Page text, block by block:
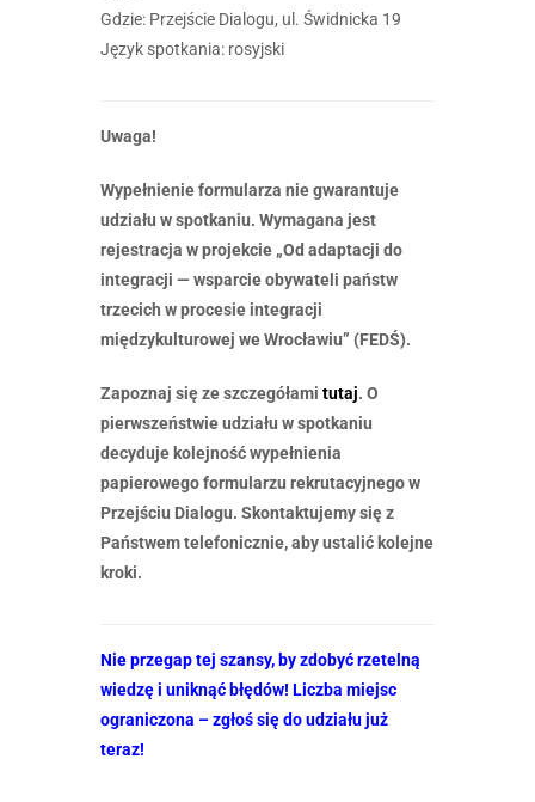
Gdzie: Przejście Dialogu, ul. Świdnicka 19
Język spotkania: rosyjski
Uwaga!
Wypełnienie formularza nie gwarantuje
udziału w spotkaniu. Wymagana jest
rejestracja w projekcie „Od adaptacji do
integracji — wsparcie obywateli państw
trzecich w procesie integracji
międzykulturowej we Wrocławiu” (FEDŚ).
Zapoznaj się ze szczegółami tutaj. O
pierwszeństwie udziału w spotkaniu
decyduje kolejność wypełnienia
papierowego formularzu rekrutacyjnego w
Przejściu Dialogu. Skontaktujemy się z
Państwem telefonicznie, aby ustalić kolejne
kroki.
Nie przegap tej szansy, by zdobyć rzetelną
wiedzę i uniknąć błędów! Liczba miejsc
ograniczona – zgłoś się do udziału już
teraz!